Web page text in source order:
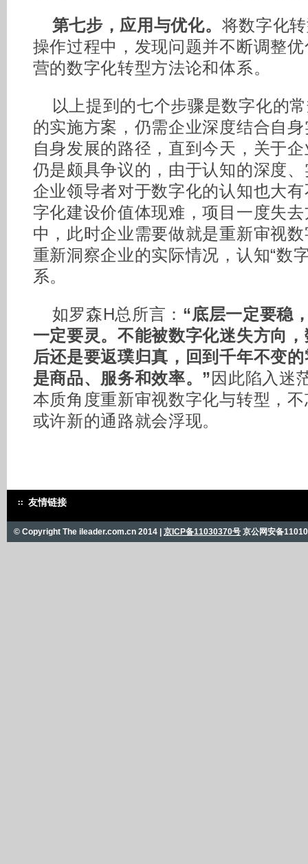
第七步，应用与优化。 将数字化
操作过程中，发现问题并不断调整
营的数字化转型方法论和体系。
以上提到的七个步骤是数字化的
的实施方案，仍需企业深度结合自
自身发展的路径，直到今天，关于
仍是颇具争议的，由于认知的深度
企业领导者对于数字化的认知也大
字化建设价值体现难，项目一度失
中，此时企业需要做就是重新审视
重新洞察企业的实际情况，认知“数
系。
如罗森H总所言： “底层一定要稳
一定要灵。不能被数字化迷失方向
后还是要返璞归真，回到千年不变
是商品、服务和效率。”因此陷入迷
本质角度重新审视数字化与转型，
或许新的通路就会浮现。
友情链接
© Copyright The ileader.com.cn 2014 | 京ICP备11030370号 京公网安备